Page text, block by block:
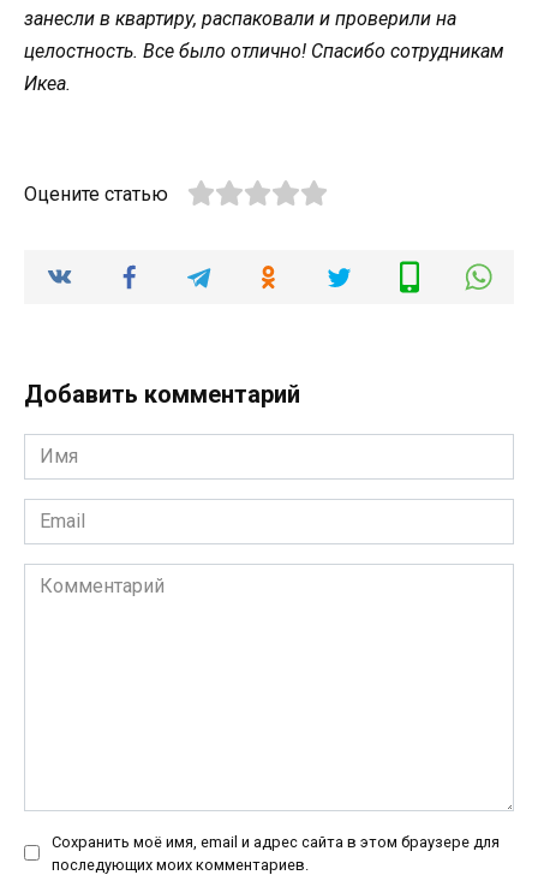
занесли в квартиру, распаковали и проверили на
целостность. Все было отлично! Спасибо сотрудникам
Икеа.
Оцените статью
Добавить комментарий
Имя
*
Email
*
Комментарий
Сохранить моё имя, email и адрес сайта в этом браузере для
последующих моих комментариев.